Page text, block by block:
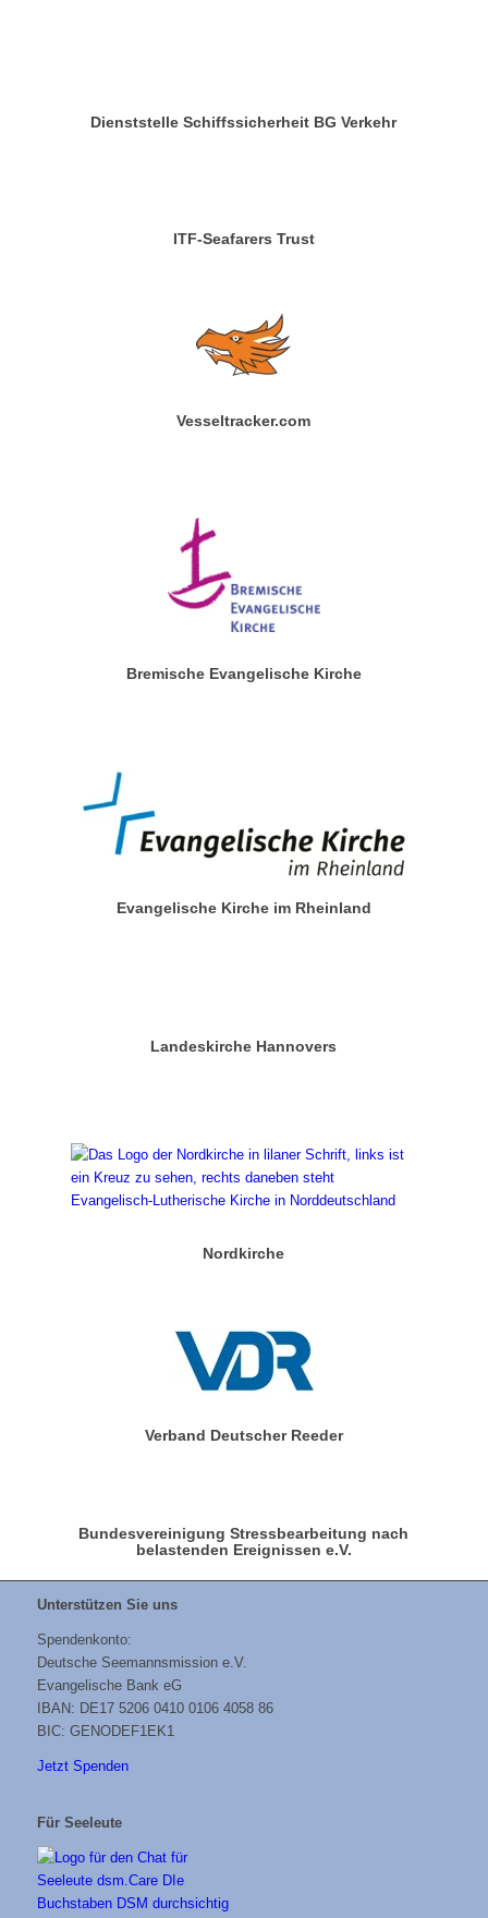
Dienststelle Schiffssicherheit BG Verkehr
ITF-Seafarers Trust
Vesseltracker.com
Bremische Evangelische Kirche
Evangelische Kirche im Rheinland
Landeskirche Hannovers
Nordkirche
Verband Deutscher Reeder
Bundesvereinigung Stressbearbeitung nach
belastenden Ereignissen e.V.
Unterstützen Sie uns
Spendenkonto:
Deutsche Seemannsmission e.V.
Evangelische Bank eG
IBAN: DE17 5206 0410 0106 4058 86
BIC: GENODEF1EK1
Jetzt Spenden
Für Seeleute